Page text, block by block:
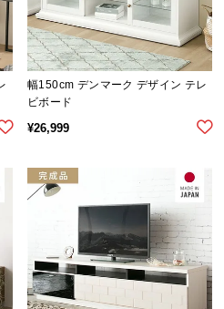
幅150cm デンマーク デザイン テレ
ビボード
¥26,999